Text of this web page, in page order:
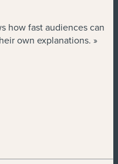
how fast audiences can
own explanations. »